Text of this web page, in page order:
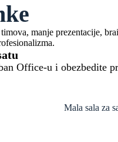
timova, manje prezentacije,
Office-u i obezbedite